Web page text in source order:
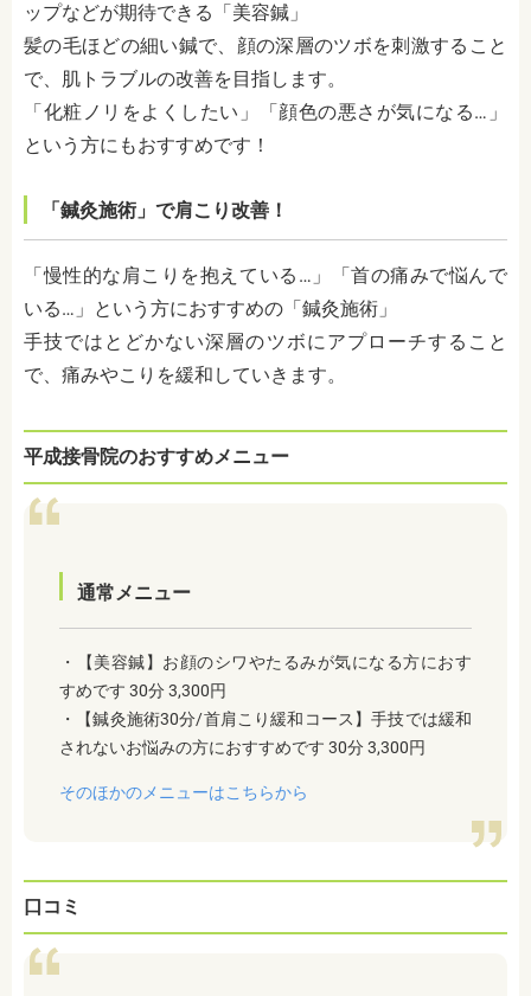
ップなどが期待できる「美容鍼」
髪の毛ほどの細い鍼で、顔の深層のツボを刺激すること
で、肌トラブルの改善を目指します。
「化粧ノリをよくしたい」「顔色の悪さが気になる…」
という方にもおすすめです！
「鍼灸施術」で肩こり改善！
「慢性的な肩こりを抱えている…」「首の痛みで悩んで
いる…」という方におすすめの「鍼灸施術」
手技ではとどかない深層のツボにアプローチすること
で、痛みやこりを緩和していきます。
平成接骨院のおすすめメニュー
通常メニュー
・【美容鍼】お顔のシワやたるみが気になる方におす
すめです 30分 3,300円
・【鍼灸施術30分/首肩こり緩和コース】手技では緩和
されないお悩みの方におすすめです 30分 3,300円
そのほかのメニューはこちらから
口コミ